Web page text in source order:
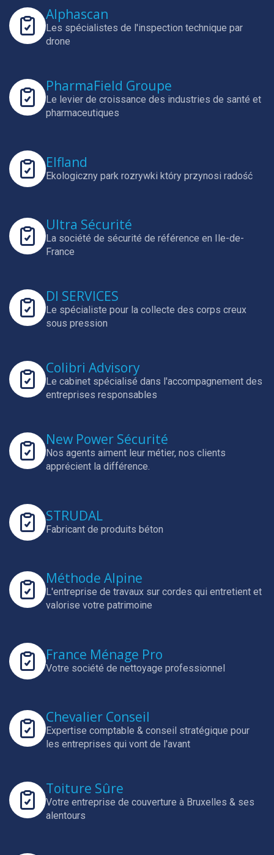
Alphascan
Les spécialistes de l'inspection technique par
drone
PharmaField Groupe
Le levier de croissance des industries de santé et
pharmaceutiques
Elfland
Ekologiczny park rozrywki który przynosi radość
Ultra Sécurité
La société de sécurité de référence en Ile-de-
France
DI SERVICES
Le spécialiste pour la collecte des corps creux
sous pression
Colibri Advisory
Le cabinet spécialisé dans l'accompagnement des
entreprises responsables
New Power Sécurité
Nos agents aiment leur métier, nos clients
apprécient la différence.
STRUDAL
Fabricant de produits béton
Méthode Alpine
L'entreprise de travaux sur cordes qui entretient et
valorise votre patrimoine
France Ménage Pro
Votre société de nettoyage professionnel
Chevalier Conseil
Expertise comptable & conseil stratégique pour
les entreprises qui vont de l'avant
Toiture Sûre
Votre entreprise de couverture à Bruxelles & ses
alentours